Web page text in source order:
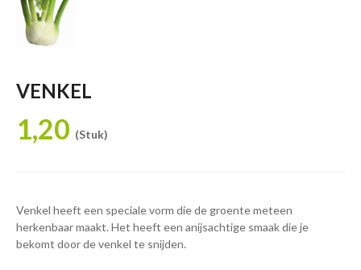
VENKEL
1,20 (Stuk)
Venkel heeft een speciale vorm die de groente meteen
herkenbaar maakt. Het heeft een anijsachtige smaak die je
bekomt door de venkel te snijden.